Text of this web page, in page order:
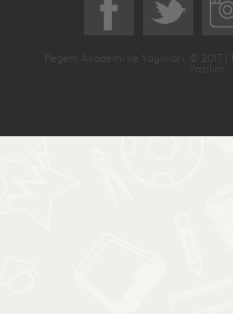
Pegem Akademi ve Yayınları © 2017 |
Yazılım